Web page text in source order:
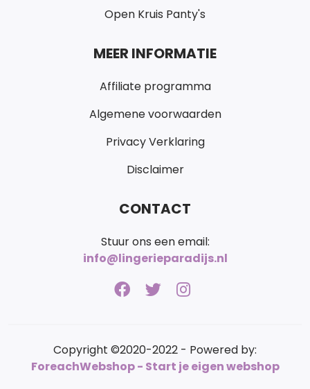
Open Kruis Panty's
MEER INFORMATIE
Affiliate programma
Algemene voorwaarden
Privacy Verklaring
Disclaimer
CONTACT
Stuur ons een email:
info@lingerieparadijs.nl
Copyright ©2020-2022 - Powered by:
ForeachWebshop - Start je eigen webshop